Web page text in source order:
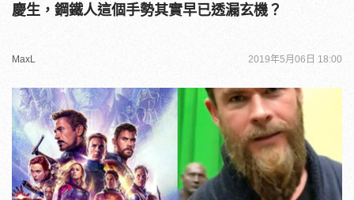
慶生，鋼鐵人這個手勢其實早已透漏玄機？
MaxL 2019年5月06日 18:00